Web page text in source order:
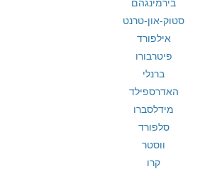
בירמינגהם
סטוק-און-טרנט
אילפורד
פיטרבורו
ברנלי
האדרספילד
מידלסברו
סלפורד
ווסטר
קרו